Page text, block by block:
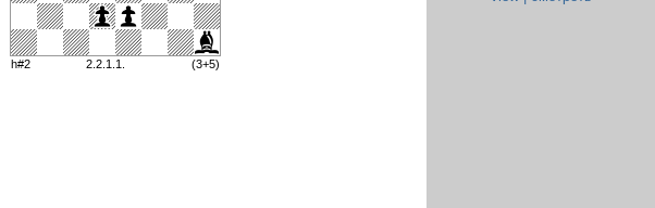
h#2 2.2.1.1. (3+5)